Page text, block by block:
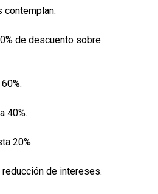
contemplan:
de descuento sobre
40%.
20%.
de intereses.